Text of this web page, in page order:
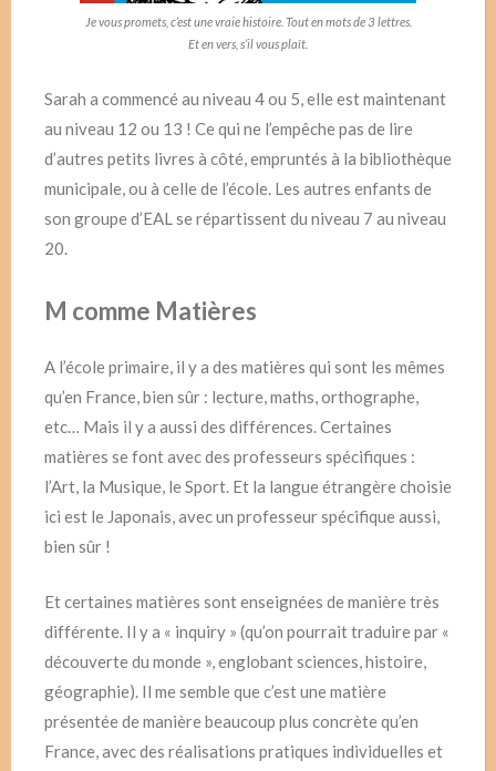
Je vous promets, c’est une vraie histoire. Tout en mots de 3 lettres.
Et en vers, s’il vous plaît.
Sarah a commencé au niveau 4 ou 5, elle est maintenant
au niveau 12 ou 13 ! Ce qui ne l’empêche pas de lire
d’autres petits livres à côté, empruntés à la bibliothèque
municipale, ou à celle de l’école. Les autres enfants de
son groupe d’EAL se répartissent du niveau 7 au niveau
20.
M comme Matières
A l’école primaire, il y a des matières qui sont les mêmes
qu’en France, bien sûr : lecture, maths, orthographe,
etc… Mais il y a aussi des différences. Certaines
matières se font avec des professeurs spécifiques :
l’Art, la Musique, le Sport. Et la langue étrangère choisie
ici est le Japonais, avec un professeur spécifique aussi,
bien sûr !
Et certaines matières sont enseignées de manière très
différente. Il y a « inquiry » (qu’on pourrait traduire par «
découverte du monde », englobant sciences, histoire,
géographie). Il me semble que c’est une matière
présentée de manière beaucoup plus concrète qu’en
France, avec des réalisations pratiques individuelles et